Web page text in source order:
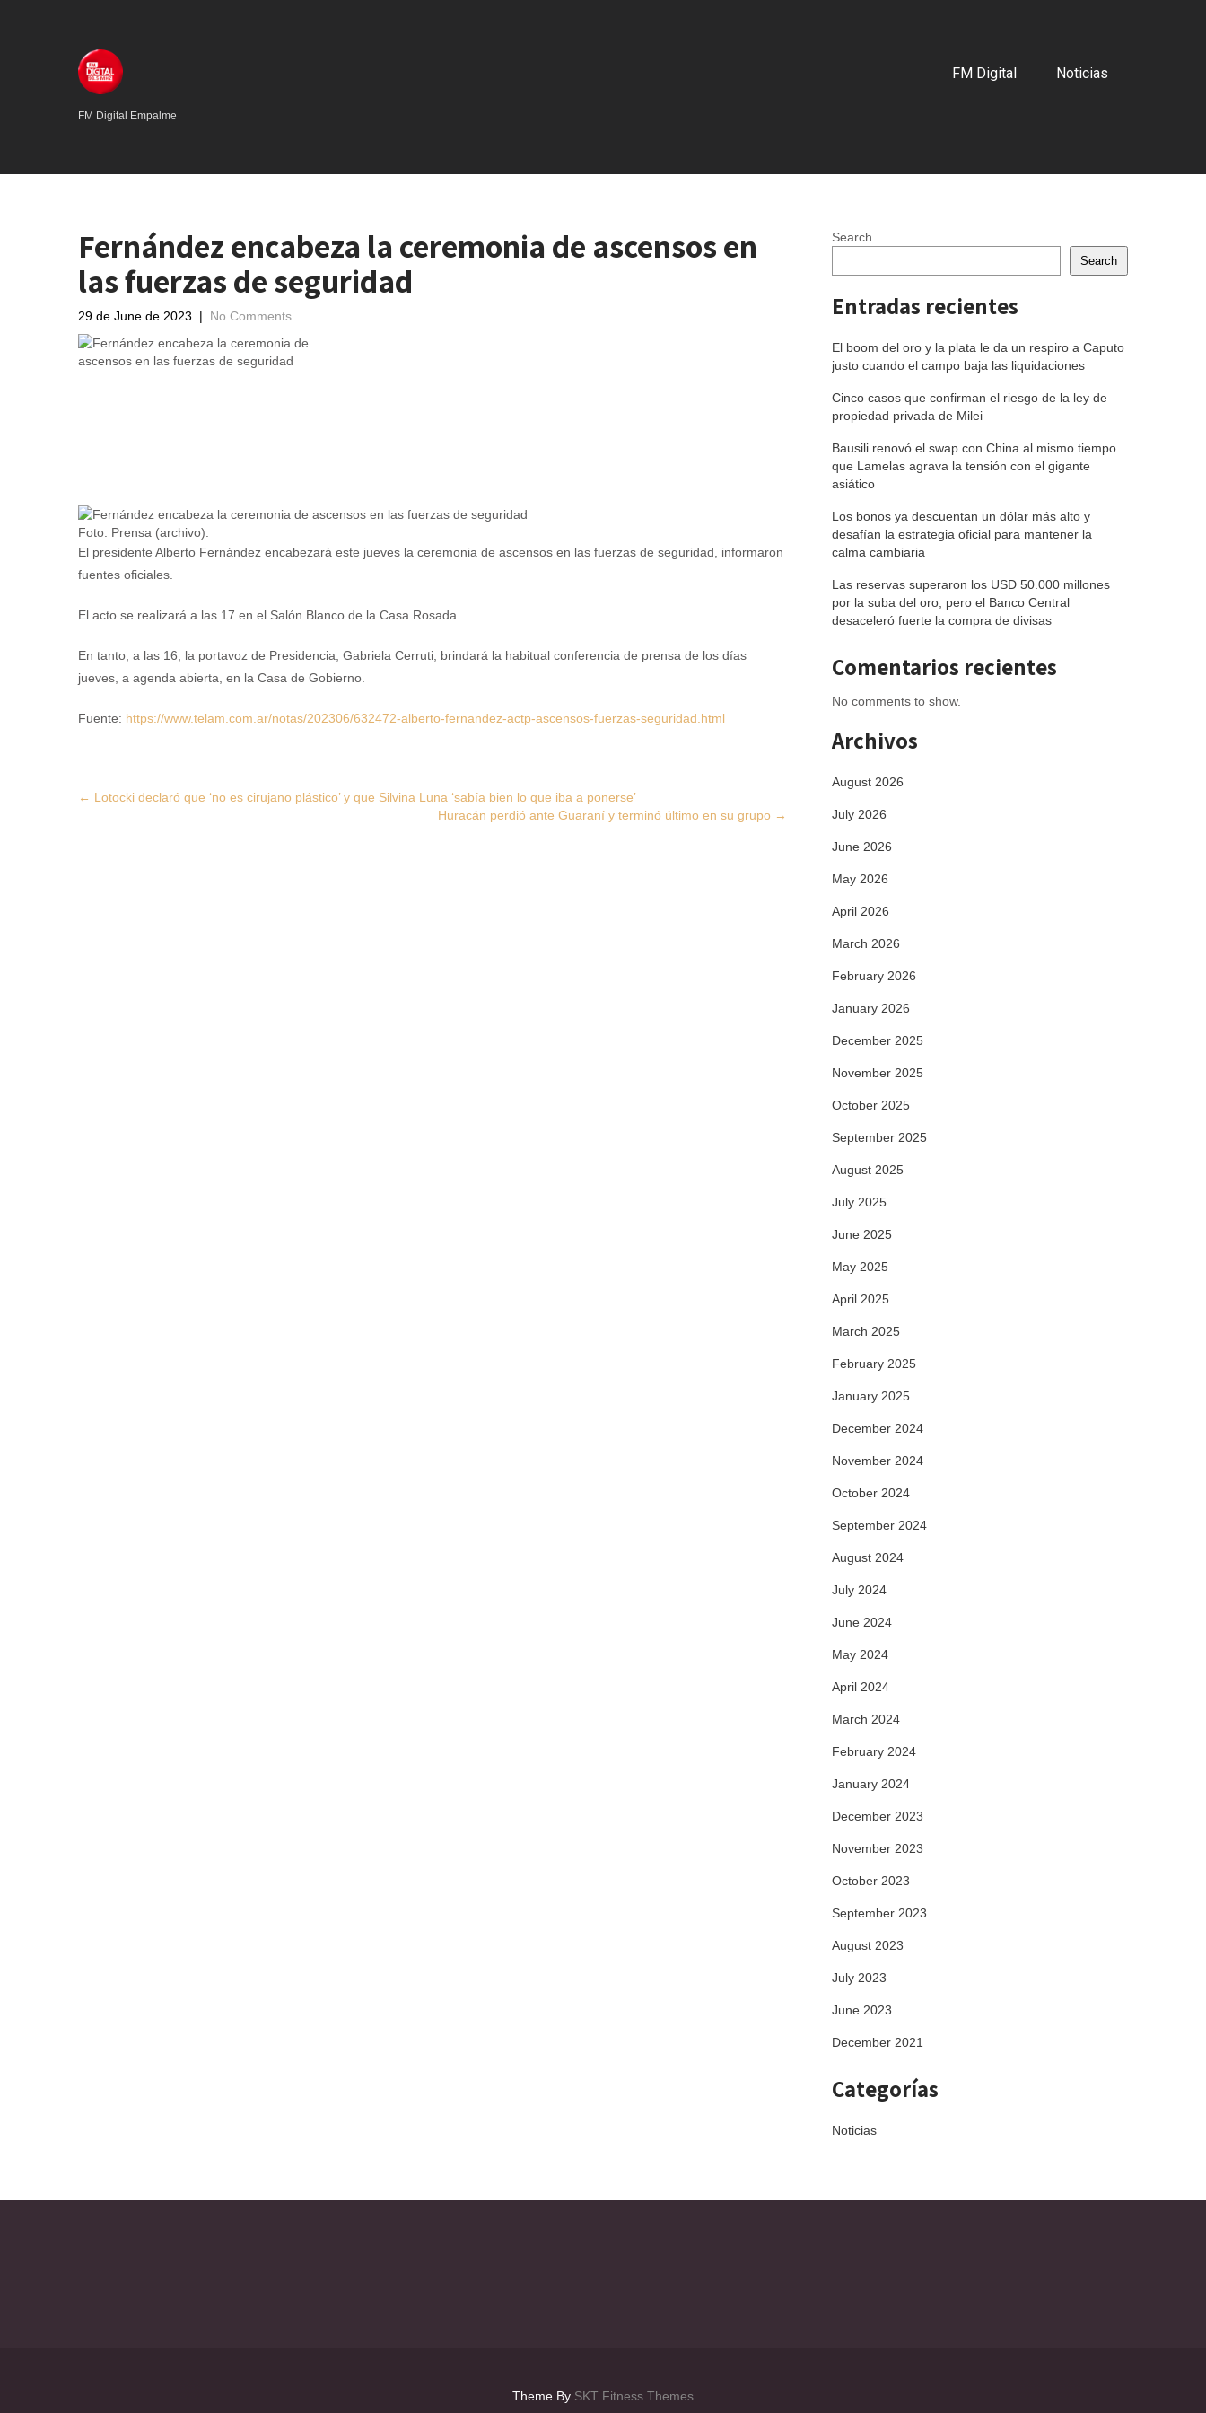
FM Digital Empalme
FM Digital Noticias
Fernández encabeza la ceremonia de ascensos en
las fuerzas de seguridad
29 de June de 2023 | No Comments
Foto: Prensa (archivo).
El presidente Alberto Fernández encabezará este jueves la ceremonia de ascensos en las fuerzas de seguridad, informaron
fuentes oficiales.
El acto se realizará a las 17 en el Salón Blanco de la Casa Rosada.
En tanto, a las 16, la portavoz de Presidencia, Gabriela Cerruti, brindará la habitual conferencia de prensa de los días
jueves, a agenda abierta, en la Casa de Gobierno.
Fuente: https://www.telam.com.ar/notas/202306/632472-alberto-fernandez-actp-ascensos-fuerzas-seguridad.html
Post
← Lotocki declaró que ‘no es cirujano plástico’ y que Silvina Luna ‘sabía bien lo que iba a ponerse’
Huracán perdió ante Guaraní y terminó último en su grupo →
Search
Search
Entradas recientes
El boom del oro y la plata le da un respiro a Caputo
justo cuando el campo baja las liquidaciones
Cinco casos que confirman el riesgo de la ley de
propiedad privada de Milei
Bausili renovó el swap con China al mismo tiempo
que Lamelas agrava la tensión con el gigante
asiático
Los bonos ya descuentan un dólar más alto y
desafían la estrategia oficial para mantener la
calma cambiaria
Las reservas superaron los USD 50.000 millones
por la suba del oro, pero el Banco Central
desaceleró fuerte la compra de divisas
Comentarios recientes
No comments to show.
Archivos
August 2026
July 2026
June 2026
May 2026
April 2026
March 2026
February 2026
January 2026
December 2025
November 2025
October 2025
September 2025
August 2025
July 2025
June 2025
May 2025
April 2025
March 2025
February 2025
January 2025
December 2024
November 2024
October 2024
September 2024
August 2024
July 2024
June 2024
May 2024
April 2024
March 2024
February 2024
January 2024
December 2023
November 2023
October 2023
September 2023
August 2023
July 2023
June 2023
December 2021
Categorías
Noticias
Theme By SKT Fitness Themes